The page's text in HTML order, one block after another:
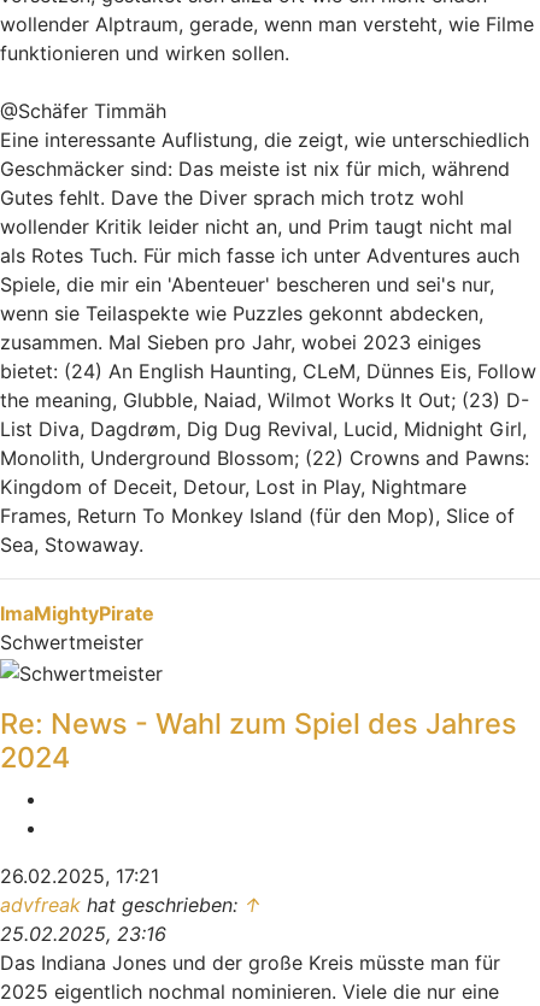
wollender Alptraum, gerade, wenn man versteht, wie Filme
funktionieren und wirken sollen.
@Schäfer Timmäh
Eine interessante Auflistung, die zeigt, wie unterschiedlich
Geschmäcker sind: Das meiste ist nix für mich, während
Gutes fehlt. Dave the Diver sprach mich trotz wohl
wollender Kritik leider nicht an, und Prim taugt nicht mal
als Rotes Tuch. Für mich fasse ich unter Adventures auch
Spiele, die mir ein 'Abenteuer' bescheren und sei's nur,
wenn sie Teilaspekte wie Puzzles gekonnt abdecken,
zusammen. Mal Sieben pro Jahr, wobei 2023 einiges
bietet: (24) An English Haunting, CLeM, Dünnes Eis, Follow
the meaning, Glubble, Naiad, Wilmot Works It Out; (23) D-
List Diva, Dagdrøm, Dig Dug Revival, Lucid, Midnight Girl,
Monolith, Underground Blossom; (22) Crowns and Pawns:
Kingdom of Deceit, Detour, Lost in Play, Nightmare
Frames, Return To Monkey Island (für den Mop), Slice of
Sea, Stowaway.
Nach oben
ImaMightyPirate
Schwertmeister
Re: News - Wahl zum Spiel des Jahres
2024
26.02.2025, 17:21
advfreak hat geschrieben: ↑
25.02.2025, 23:16
Das Indiana Jones und der große Kreis müsste man für
2025 eigentlich nochmal nominieren. Viele die nur eine